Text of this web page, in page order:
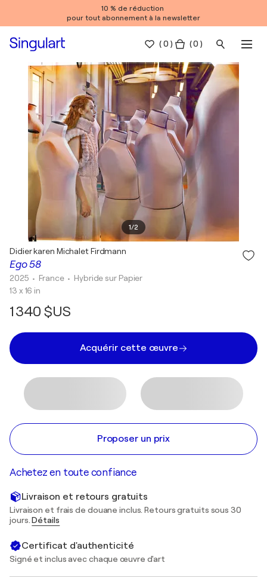
10 % de réduction
pour tout abonnement à la newsletter
(0 ) ( 0 )
1/2
Ego 58
Didier karen Michalet Firdmann
2025 • France • Hybride sur Papier
13 x 16 in
1 340 $US
Acquérir cette œuvre
Proposer un prix
Achetez en toute confiance
Livraison et retours gratuits
Livraison et frais de douane inclus. Retours gratuits sous 30
jours.Détails
Certificat d'authenticité
Signé et inclus avec chaque œuvre d'art